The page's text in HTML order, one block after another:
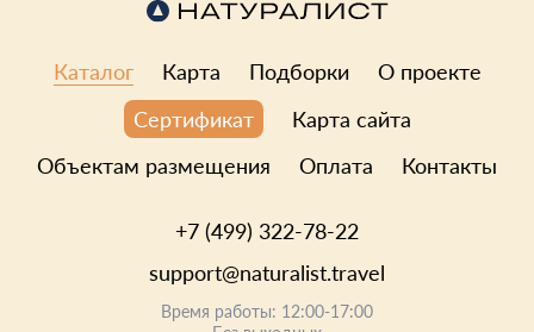
Каталог Карта Подборки
О проекте
Сертификат
Карта сайта
Объектам размещения
Оплата Контакты
+7 (499) 322-78-22
support@naturalist.travel
Время работы: 12:00-17:00